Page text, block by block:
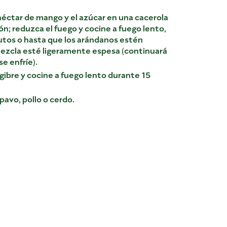
de mango y el azúcar en una cacerola
reduzca el fuego y cocine a fuego lento,
o hasta que los arándanos estén
esté ligeramente espesa (continuará
enfríe).
y cocine a fuego lento durante 15
pollo o cerdo.